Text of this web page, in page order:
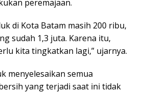
peremajaan.
di Kota Batam masih 200 ribu,
sudah 1,3 juta. Karena itu,
kita tingkatkan lagi,” ujarnya.
menyelesaikan semua
yang terjadi saat ini tidak